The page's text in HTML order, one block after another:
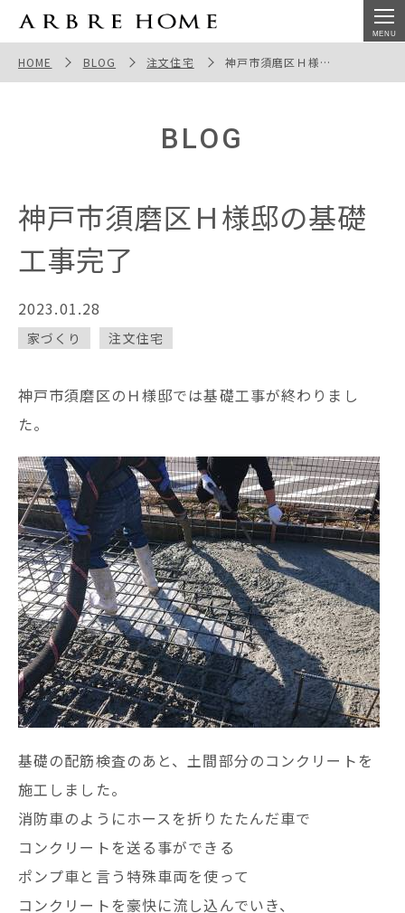
神戸市須磨区Ｈ様邸の基礎工事完了
HOME BLOG 注文住宅 神戸市須磨区Ｈ様邸の基礎工事完了
BLOG
神戸市須磨区Ｈ様邸の基礎
工事完了
2023.01.28
家づくり 注文住宅
神戸市須磨区のＨ様邸では基礎工事が終わりまし
た。
基礎の配筋検査のあと、土間部分のコンクリートを
施工しました。
消防車のようにホースを折りたたんだ車で
コンクリートを送る事ができる
ポンプ車と言う特殊車両を使って
コンクリートを豪快に流し込んでいき、